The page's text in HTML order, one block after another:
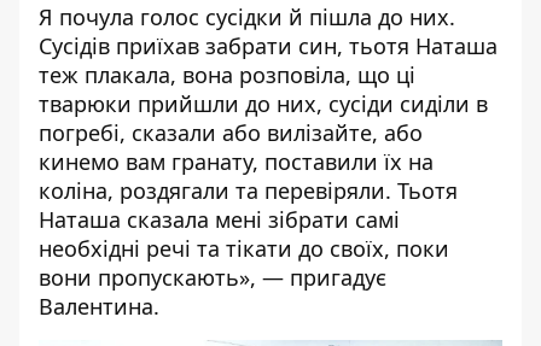
Я почула голос сусідки й пішла до них.
Сусідів приїхав забрати син, тьотя Наташа
теж плакала, вона розповіла, що ці
тварюки прийшли до них, сусіди сиділи в
погребі, сказали або вилізайте, або
кинемо вам гранату, поставили їх на
коліна, роздягали та перевіряли. Тьотя
Наташа сказала мені зібрати самі
необхідні речі та тікати до своїх, поки
вони пропускають», — пригадує
Валентина.